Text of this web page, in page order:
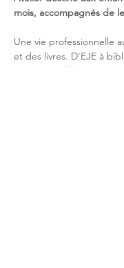
mois, accompagnés de
Une vie professionnelle
et des livres. D'EJE à
passant par libraire,